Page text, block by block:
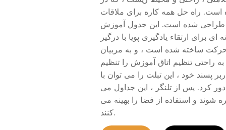
شده است. راه حل همه کاره برای ملاقات
طراحی شده است. این جدول آموزش
برای ارتقاء یادگیری پویا با درگیر
ساخته شده است ، و به مربیان
راحتی تنظیم اتاق آموزش را تنظیم
پسند خود ، این تبلت را می توان با
کرد. پس از تلنگر ، این جداول می
شوند و استفاده از فضا را بهینه می
کنند.